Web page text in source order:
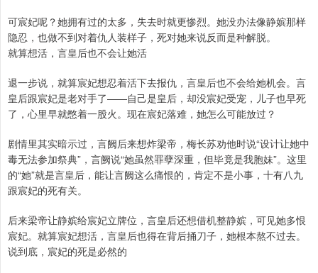
可宸妃呢？她拥有过的太多，失去时就更惨烈。她没办法像静嫔那样
隐忍，也做不到对着仇人装样子，死对她来说反而是种解脱。
就算想活，言皇后也不会让她活
退一步说，就算宸妃想忍着活下去报仇，言皇后也不会给她机会。言
皇后跟宸妃是老对手了——自己是皇后，却没宸妃受宠，儿子也早死
了，心里早就憋着一股火。现在宸妃落难，她怎么可能放过？
剧情里其实暗示过，言阙后来想炸梁帝，梅长苏劝他时说“设计让她中
毒无法参加祭典”，言阙说“她虽然罪孽深重，但毕竟是我胞妹”。这里
的“她”就是言皇后，能让言阙这么痛恨的，肯定不是小事，十有八九
跟宸妃的死有关。
后来梁帝让静嫔给宸妃立牌位，言皇后还想借机整静嫔，可见她多恨
宸妃。就算宸妃想活，言皇后也得在背后捅刀子，她根本熬不过去。
说到底，宸妃的死是必然的